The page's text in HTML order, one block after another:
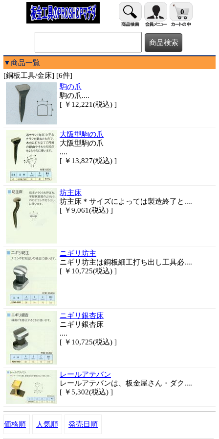
0
▼商品一覧
[銅板工具/金床] [6件]
駒の爪
駒の爪....
[ ￥12,221(税込) ]
大阪型駒の爪
大阪型駒の爪
....
[ ￥13,827(税込) ]
坊主床
坊主床＊サイズによっては製造終了と....
[ ￥9,061(税込) ]
ニギリ坊主
ニギリ坊主は銅板細工打ち出し工具必....
[ ￥10,725(税込) ]
ニギリ銀杏床
ニギリ銀杏床
....
[ ￥10,725(税込) ]
レールアテバン
レールアテバンは、板金屋さん・ダク....
[ ￥5,302(税込) ]
価格順 人気順 発売日順